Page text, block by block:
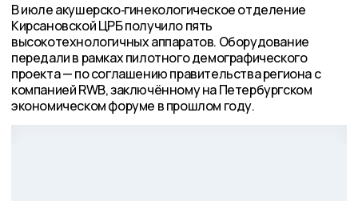
В июле акушерско‑гинекологическое отделение
Кирсановской ЦРБ получило пять
высокотехнологичных аппаратов. Оборудование
передали в рамках пилотного демографического
проекта — по соглашению правительства региона с
компанией RWB, заключённому на Петербургском
экономическом форуме в прошлом году.